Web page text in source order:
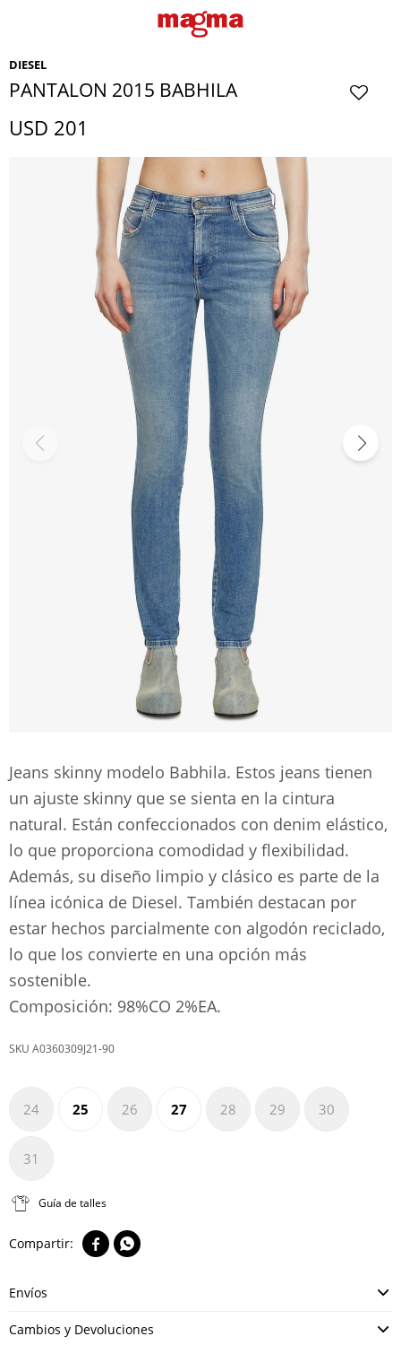
DIESEL
PANTALON 2015 BABHILA
USD 201
Jeans skinny modelo Babhila. Estos jeans tienen
un ajuste skinny que se sienta en la cintura
natural. Están confeccionados con denim elástico,
lo que proporciona comodidad y flexibilidad.
Además, su diseño limpio y clásico es parte de la
línea icónica de Diesel. También destacan por
estar hechos parcialmente con algodón reciclado,
lo que los convierte en una opción más
sostenible.
Composición: 98%CO 2%EA.
A0360309J21-90
24 25 26 27 28 29 30
31
Guía de talles
 
Envíos
Cambios y Devoluciones